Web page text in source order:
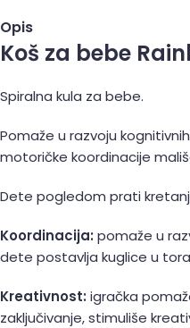
Opis
Koš za bebe
Spiralna kula za bebe.
Pomaže u razvoju
motoričke koordinacije
Dete pogledom prati
Koordinacija: pomaže u
dete postavlja kuglice u
Kreativnost: igračka
zaključivanje, stimuliše